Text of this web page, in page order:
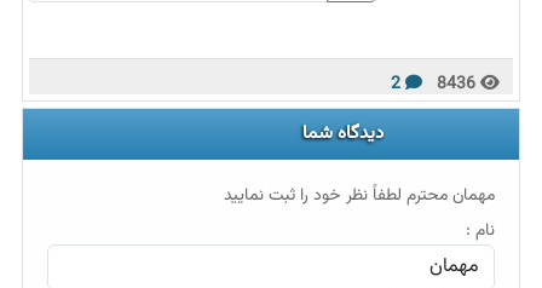
دیدگاه شما
مهمان محترم لطفاً نظر خود را ثبت نمایید
نام :